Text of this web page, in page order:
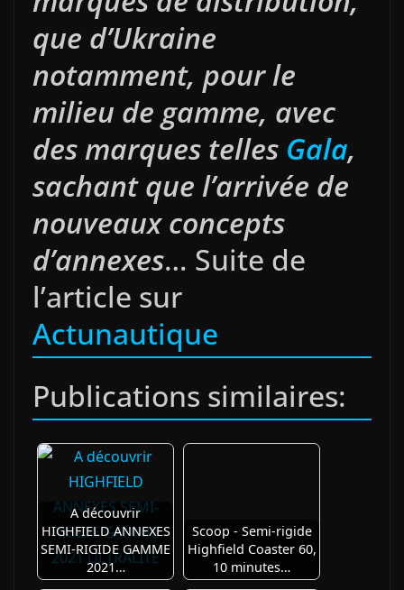
que d’Ukraine
notamment, pour le
milieu de gamme, avec
des marques telles Gala,
sachant que l’arrivée de
nouveaux concepts
d’annexes… Suite de
l’article sur
Actunautique
Publications similaires:
A découvrir
HIGHFIELD ANNEXES
SEMI-RIGIDE GAMME
2021…
Scoop - Semi-rigide
Highfield Coaster 60,
10 minutes…